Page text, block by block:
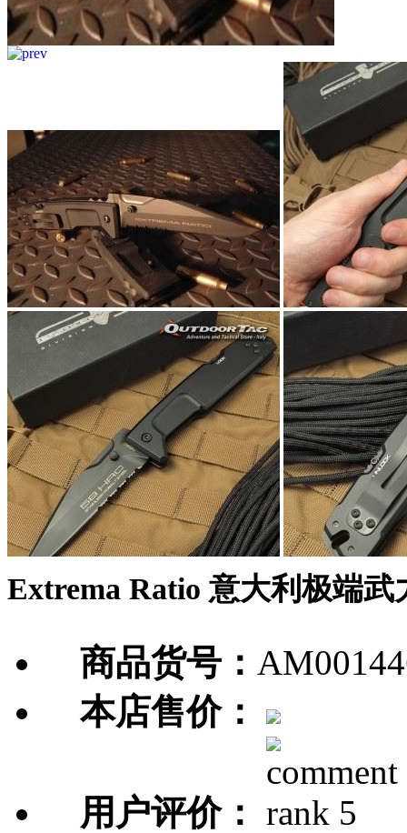
Extrema Ratio 意大利极端
商品货号：
本店售价：
用户评价：